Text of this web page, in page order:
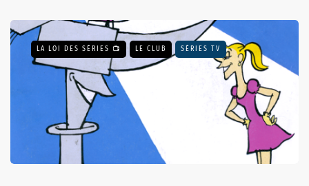
LA LOI DES SÉRIES 📺 LE CLUB SÉRIES TV